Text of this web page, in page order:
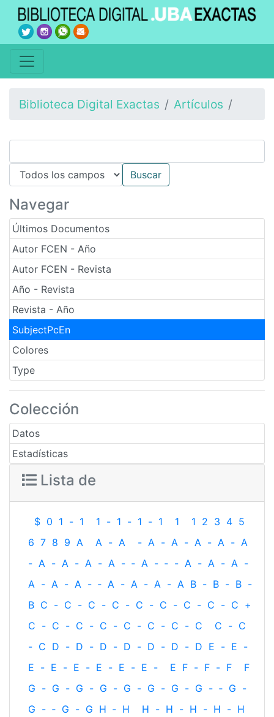
Biblioteca Digital Exactas Artículos
Navegar
Últimos Documentos
Autor FCEN - Año
Autor FCEN - Revista
Año - Revista
Revista - Año
SubjectPcEn
Colores
Type
Colección
Datos
Estadísticas
Lista de
$ 0 1 - 1 1 - 1 - 1 - 1 1 1 2 3 4 5
6 7 8 9 A A - A - A - A - A - A - A
- A - A - A - A - ‐ A - ‐ - A - A - A -
A - A - A - ‐ A - A - A - A B - B - B -
B C - C - C - C - C - C - C - C - C +
C - C - C - C - C - C - C - C C - C
- C D - D - D - D - D - D - D E - E -
E - E - E - E - E - E - E F - F - F
F
G - G - G - G - G - G - G - G - ‐ G -
G - ‐ G - G H ‐ H H - H - H - H - H